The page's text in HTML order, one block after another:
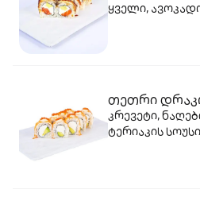
ყველი,
თეთრი
კრევეტი,
ტერიაკის